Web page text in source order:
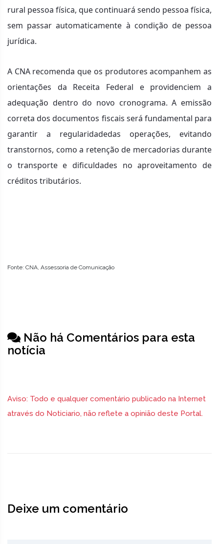
rural pessoa física, que continuará sendo pessoa física,
sem passar automaticamente à condição de pessoa
jurídica.
A CNA recomenda que os produtores acompanhem as
orientações da Receita Federal e providenciem a
adequação dentro do novo cronograma. A emissão
correta dos documentos fiscais será fundamental para
garantir a regularidadedas operações, evitando
transtornos, como a retenção de mercadorias durante
o transporte e dificuldades no aproveitamento de
créditos tributários.
Fonte: CNA, Assessoria de Comunicação
Não há Comentários para esta
notícia
Aviso: Todo e qualquer comentário publicado na Internet
através do Noticiario, não reflete a opinião deste Portal.
Deixe um comentário